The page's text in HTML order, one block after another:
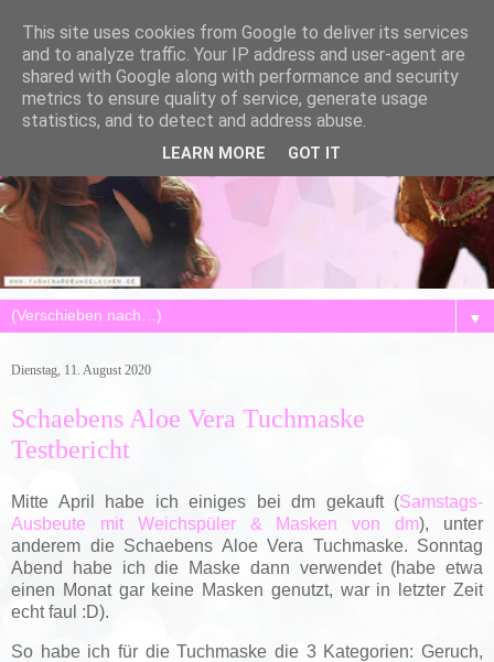
▼
Dienstag, 11. August 2020
Schaebens Aloe Vera Tuchmaske
Testbericht
Mitte April habe ich einiges bei dm gekauft (Samstags-
Ausbeute mit Weichspüler & Masken von dm), unter
anderem die Schaebens Aloe Vera Tuchmaske. Sonntag
Abend habe ich die Maske dann verwendet (habe etwa
einen Monat gar keine Masken genutzt, war in letzter Zeit
echt faul :D).
So habe ich für die Tuchmaske die 3 Kategorien: Geruch,
This site uses cookies from Google to deliver its services
and to analyze traffic. Your IP address and user-agent are
shared with Google along with performance and security
metrics to ensure quality of service, generate usage
statistics, and to detect and address abuse.
LEARN MORE GOT IT